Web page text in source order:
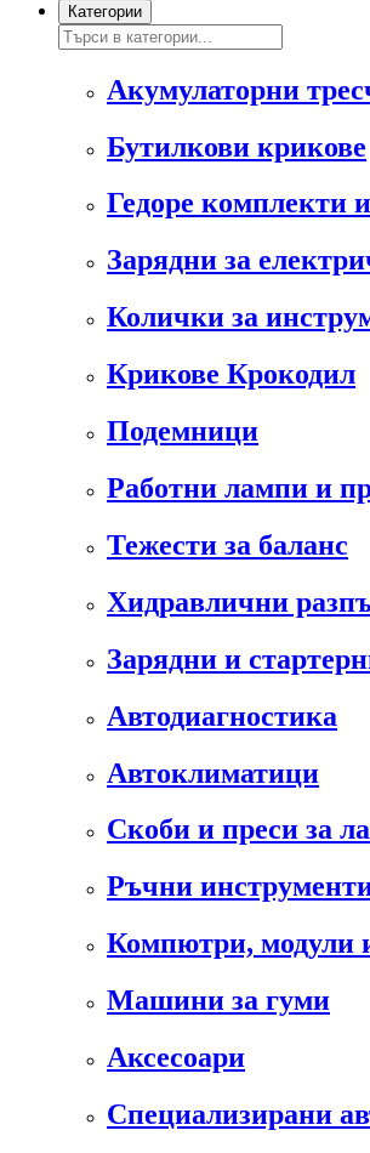
Категории
Акумулаторни
Бутилкови крикове
Гедоре комплекти
Зарядни за
Колички за
Крикове Крокодил
Подемници
Работни лампи и
Тежести за баланс
Хидравлични
Зарядни и
Автодиагностика
Автоклиматици
Скоби и преси за
Ръчни
Компютри, модули
Машини за гуми
Аксесоари
Специализирани